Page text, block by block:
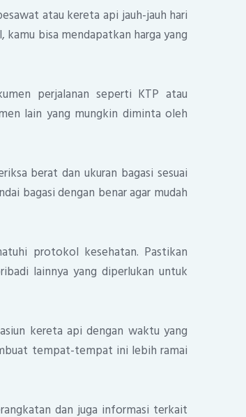
atau kereta api jauh-jauh hari
bisa mendapatkan harga yang
perjalanan seperti KTP atau
lain yang mungkin diminta oleh
berat dan ukuran bagasi sesuai
bagasi dengan benar agar mudah
protokol kesehatan. Pastikan
lainnya yang diperlukan untuk
kereta api dengan waktu yang
tempat-tempat ini lebih ramai
dan juga informasi terkait